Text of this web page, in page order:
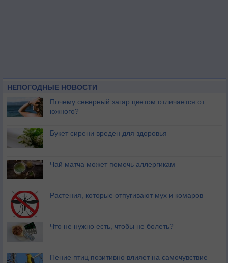
НЕПОГОДНЫЕ НОВОСТИ
Почему северный загар цветом отличается от
южного?
Букет сирени вреден для здоровья
Чай матча может помочь аллергикам
Растения, которые отпугивают мух и комаров
Что не нужно есть, чтобы не болеть?
Пение птиц позитивно влияет на самочувствие